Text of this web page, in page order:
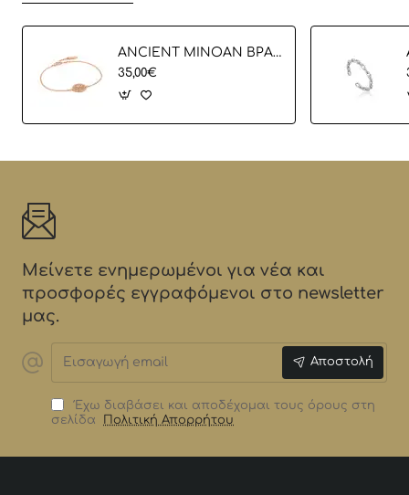
ANCIENT MINOAN ΒΡΑΧΙΟΛΙ
35,00€
Μείνετε ενημερωμένοι για νέα και
προσφορές εγγραφόμενοι στο newsletter
μας.
email
Αποστολή
Έχω διαβάσει και αποδέχομαι τους όρους στη
σελίδα
Πολιτική Απορρήτου